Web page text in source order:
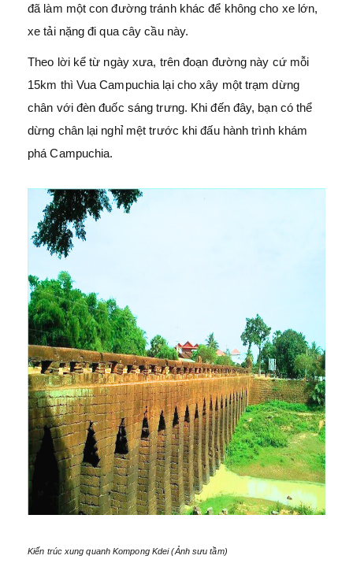
đã làm một con đường tránh khác để không cho xe lớn,
xe tải nặng đi qua cây cầu này.
Theo lời kể từ ngày xưa, trên đoạn đường này cứ mỗi
15km thì Vua Campuchia lại cho xây một trạm dừng
chân với đèn đuốc sáng trưng. Khi đến đây, bạn có thể
dừng chân lại nghỉ mệt trước khi đấu hành trình khám
phá Campuchia.
Kiến trúc xung quanh Kompong Kdei (Ảnh sưu tầm)